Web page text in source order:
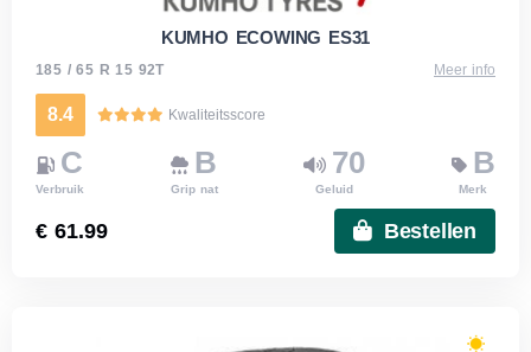
KUMHO ECOWING ES31
185 / 65 R 15 92T Meer info
8.4 Kwaliteitsscore
C
Verbruik
B
Grip nat
70
Geluid
B
Merk
€ 61.99 Bestellen